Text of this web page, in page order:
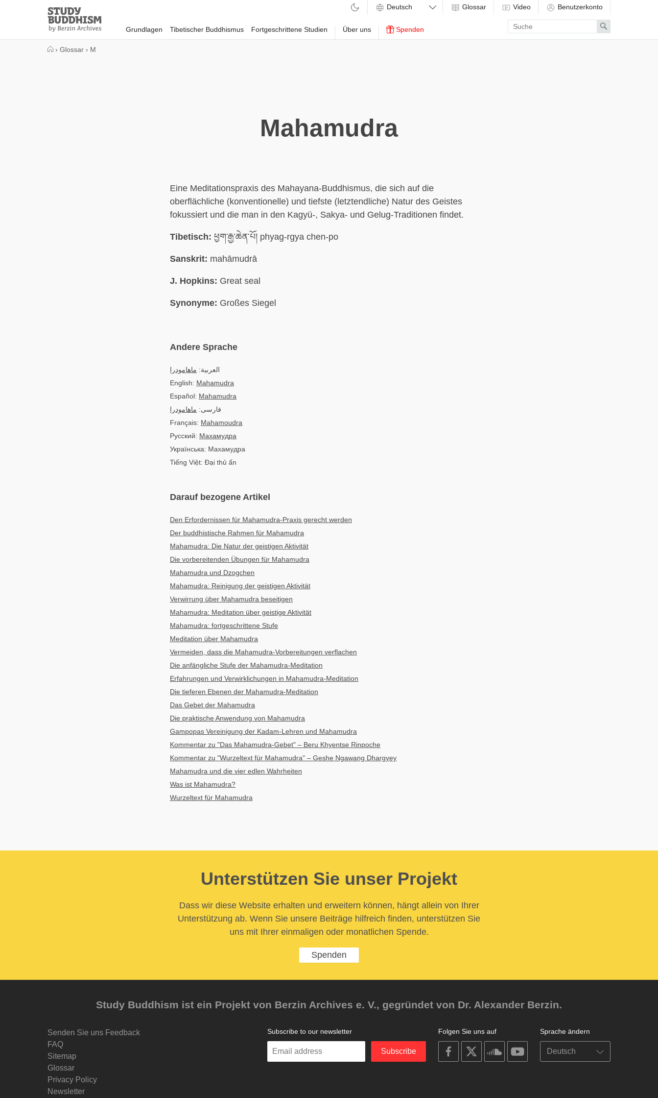
Study
Buddhism
Home
Grundlagen Tibetischer Buddhismus Fortgeschrittene Studien Über uns Spenden
Glossar Video Benutzerkonto
Enter
search
term
Search
› Glossar › M
Mahamudra
Eine Meditationspraxis des Mahayana-Buddhismus, die sich auf die
oberflächliche (konventionelle) und tiefste (letztendliche) Natur des Geistes
fokussiert und die man in den Kagyü-, Sakya- und Gelug-Traditionen findet.
Tibetisch: ཕྱག་རྒྱ་ཆེན་པོ། phyag-rgya chen-po
Sanskrit: mahāmudrā
J. Hopkins: Great seal
Synonyme: Großes Siegel
Andere Sprache
العربية: ماهامودرا
English: Mahamudra
Español: Mahamudra
فارسی: ماهامودرا
Français: Mahamoudra
Русский: Махамудра
Українська: Махамудра
Tiếng Việt: Đại thủ ấn
Darauf bezogene Artikel
Den Erfordernissen für Mahamudra-Praxis gerecht werden
Der buddhistische Rahmen für Mahamudra
Mahamudra: Die Natur der geistigen Aktivität
Die vorbereitenden Übungen für Mahamudra
Mahamudra und Dzogchen
Mahamudra: Reinigung der geistigen Aktivität
Verwirrung über Mahamudra beseitigen
Mahamudra: Meditation über geistige Aktivität
Mahamudra: fortgeschrittene Stufe
Meditation über Mahamudra
Vermeiden, dass die Mahamudra-Vorbereitungen verflachen
Die anfängliche Stufe der Mahamudra-Meditation
Erfahrungen und Verwirklichungen in Mahamudra-Meditation
Die tieferen Ebenen der Mahamudra-Meditation
Das Gebet der Mahamudra
Die praktische Anwendung von Mahamudra
Gampopas Vereinigung der Kadam-Lehren und Mahamudra
Kommentar zu "Das Mahamudra-Gebet" – Beru Khyentse Rinpoche
Kommentar zu "Wurzeltext für Mahamudra" – Geshe Ngawang Dhargyey
Mahamudra und die vier edlen Wahrheiten
Was ist Mahamudra?
Wurzeltext für Mahamudra
Unterstützen Sie unser Projekt
Dass wir diese Website erhalten und erweitern können, hängt allein von Ihrer
Unterstützung ab. Wenn Sie unsere Beiträge hilfreich finden, unterstützen Sie
uns mit Ihrer einmaligen oder monatlichen Spende.
Spenden
Study Buddhism ist ein Projekt von Berzin Archives e. V., gegründet von Dr. Alexander Berzin.
Senden Sie uns Feedback
FAQ
Sitemap
Glossar
Privacy Policy
Newsletter
Sprache ändern
Folgen Sie uns auf
on
facebook
on
on
soundcloudyoutube
Subscribe to our newsletter
Enter
Subscribe